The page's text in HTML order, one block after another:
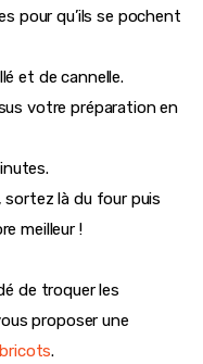
pour qu’ils se pochent
et de cannelle.
votre préparation en
là du four puis
meilleur !
de troquer les
proposer une
.